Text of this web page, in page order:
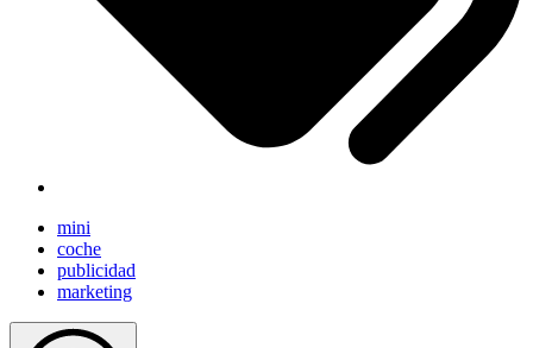
mini
coche
publicidad
marketing